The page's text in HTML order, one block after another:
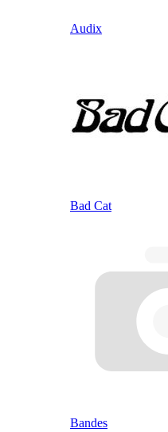
Audix
Bad Cat
Bandes